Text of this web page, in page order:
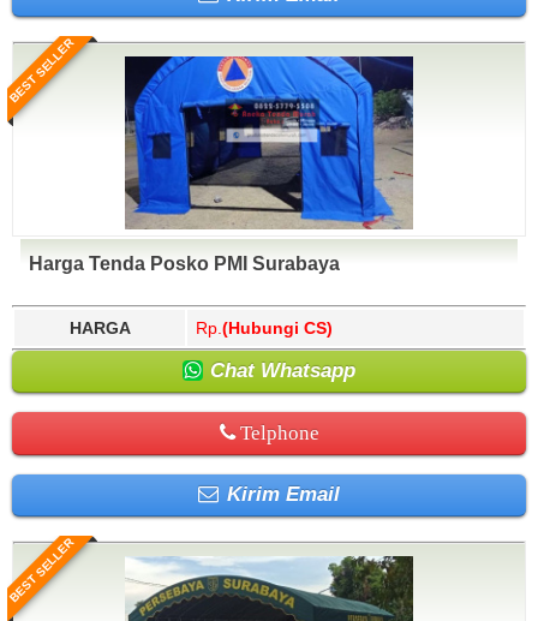
BEST SELLER
Harga Tenda Posko PMI Surabaya
HARGA Rp. (Hubungi CS)
Chat Whatsapp
Telphone
Kirim Email
BEST SELLER